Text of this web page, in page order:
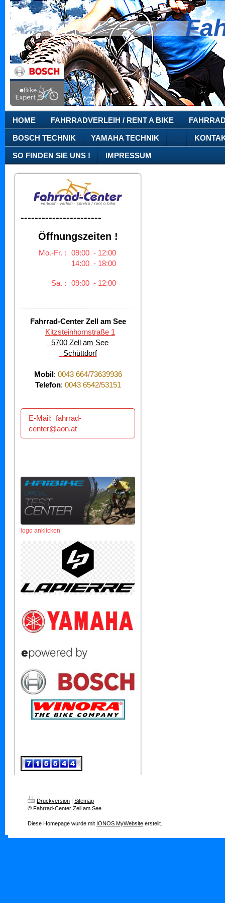
HOME FAHRRADVERLEIH / RENT A BIKE
BOSCH TECHNIK YAMAHA TECHNIK --
SO FINDEN SIE UNS ! IMPRESSUM
-----------------------
Öffnungszeiten !
Mo.-Fr. :
09:00 - 12:00
14:00 - 18:00
Sa. : 09:00 - 12:00
Fahrrad-Center Zell am See
Kitzsteinhornstraße 1
5700 Zell am See
Schüttdorf
Mobil: 0043 664/73639936
Telefon: 0043 6542/53151
E-Mail: fahrrad-
center@aon.at
logo anklicken
Druckversion
Sitemap
© Fahrrad-Center Zell am See
Diese Homepage wurde mit IONOS MyWebsite erstellt.